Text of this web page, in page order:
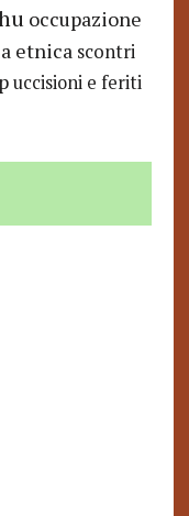
occupazione
etnica scontri
uccisioni e feriti